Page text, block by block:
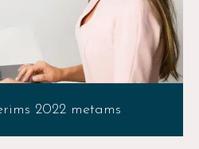
2022 metams